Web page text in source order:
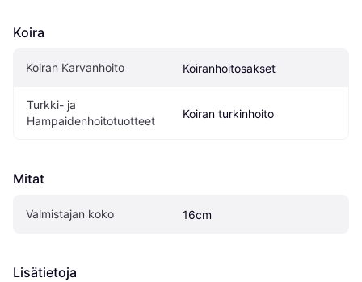
Koira
Koiran Karvanhoito Koiranhoitosakset
Turkki- ja
Hampaidenhoitotuotteet
Koiran turkinhoito
Mitat
Valmistajan koko 16cm
Lisätietoja